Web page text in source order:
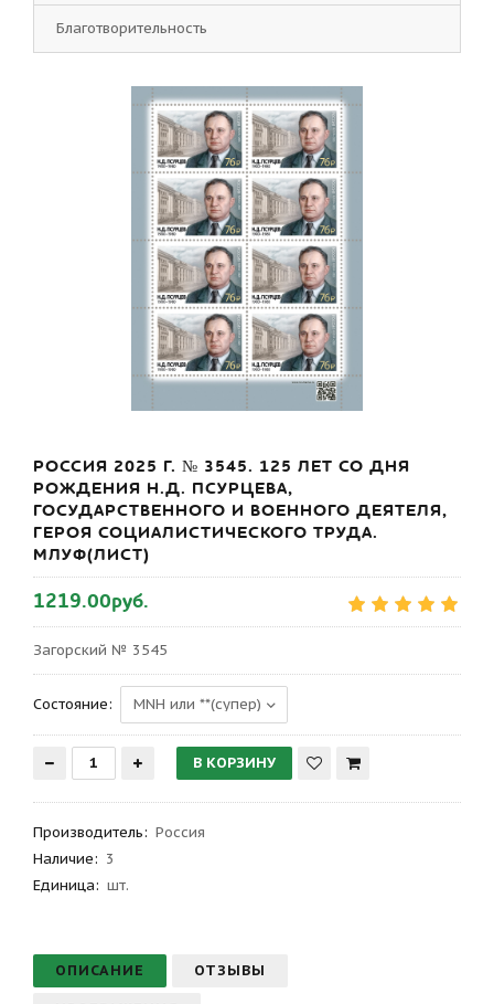
РОССИЯ 2025 Г. № 3545. 125 ЛЕТ СО ДНЯ
РОЖДЕНИЯ Н.Д. ПСУРЦЕВА,
ГОСУДАРСТВЕННОГО И ВОЕННОГО ДЕЯТЕЛЯ,
ГЕРОЯ СОЦИАЛИСТИЧЕСКОГО ТРУДА.
МЛУФ(ЛИСТ)
1219.00руб.
Загорский № 3545
Состояние:
Производитель: Россия
Наличие: 3
Единица: шт.
ОПИСАНИЕ ОТЗЫВЫ
Благотворительность